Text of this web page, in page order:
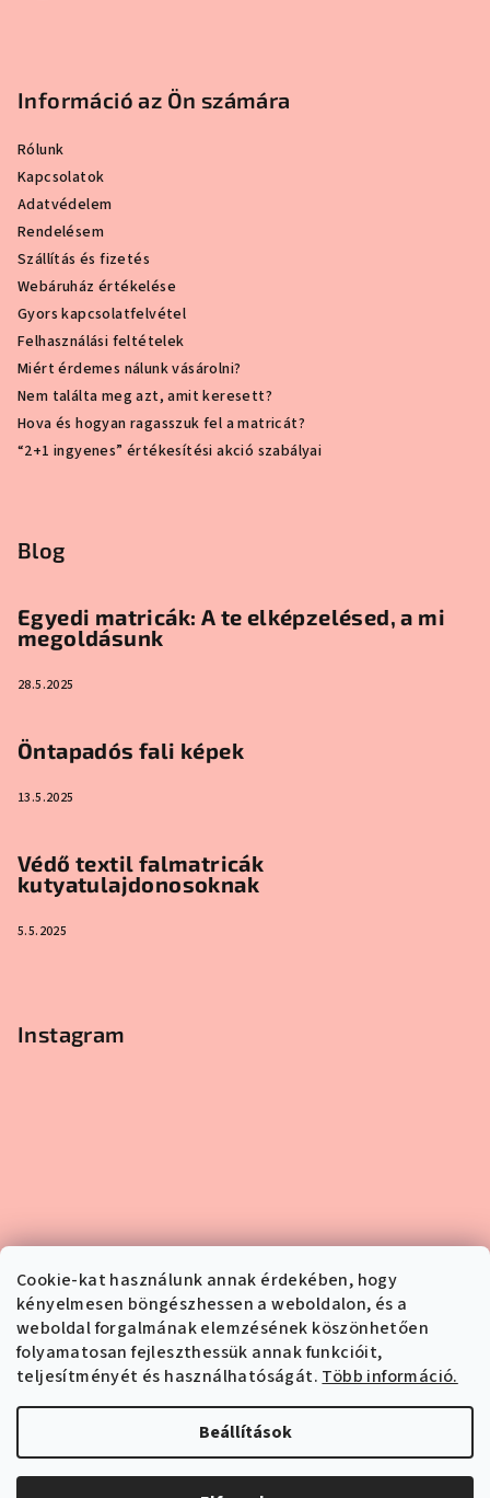
Cookie-kat használunk annak érdekében, hogy
kényelmesen böngészhessen a weboldalon, és a
weboldal forgalmának elemzésének köszönhetően
folyamatosan fejleszthessük annak funkcióit,
teljesítményét és használhatóságát. Több információ.
Beállítások
Információ az Ön számára
Rólunk
Kapcsolatok
Adatvédelem
Rendelésem
Szállítás és fizetés
Webáruház értékelése
Gyors kapcsolatfelvétel
Felhasználási feltételek
Miért érdemes nálunk vásárolni?
Nem találta meg azt, amit keresett?
Hova és hogyan ragasszuk fel a matricát?
“2+1 ingyenes” értékesítési akció szabályai
Blog
Egyedi matricák: A te elképzelésed, a mi
megoldásunk
28.5.2025
Öntapadós fali képek
13.5.2025
Védő textil falmatricák
kutyatulajdonosoknak
5.5.2025
Instagram
Kövessen minket az Instagramon